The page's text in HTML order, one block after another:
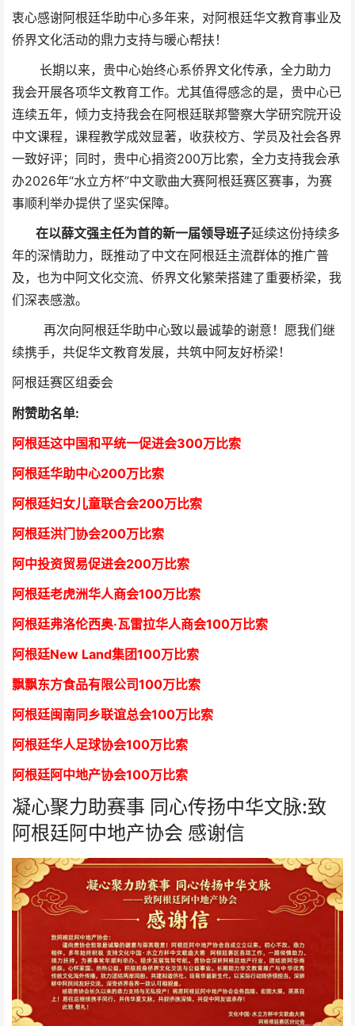
衷心感谢阿根廷华助中心多年来，对阿根廷华文教育事业及
侨界文化活动的鼎力支持与暖心帮扶！
长期以来，贵中心始终心系侨界文化传承，全力助力
我会开展各项华文教育工作。尤其值得感念的是，贵中心已
连续五年，倾力支持我会在阿根廷联邦警察大学研究院开设
中文课程，课程教学成效显著，收获校方、学员及社会各界
一致好评；同时，贵中心捐资200万比索，全力支持我会承
办2026年“水立方杯”中文歌曲大赛阿根廷赛区赛事，为赛
事顺利举办提供了坚实保障。
在以薛文强主任为首的新一届领导班子延续这份持续多
年的深情助力， 既推动了中文在阿根廷主流群体的推广普
及，也为中阿文化交流、侨界文化繁荣搭建了重要桥梁，我
们深表感激。
再次向阿根廷华助中心致以最诚挚的谢意！愿我们继
续携手，共促华文教育发展，共筑中阿友好桥梁！
阿根廷赛区组委会
附赞助名单:
阿根廷这中国和平统一促进会300万比索
阿根廷华助中心200万比索
阿根廷妇女儿童联合会200万比索
阿根廷洪门协会200万比索
阿中投资贸易促进会200万比索
阿根廷老虎洲华人商会100万比索
阿根廷弗洛伦西奥·瓦雷拉华人商会100万比索
阿根廷New Land集团100万比索
飘飘东方食品有限公司100万比索
阿根廷闽南同乡联谊总会100万比索
阿根廷华人足球协会100万比索
阿根廷阿中地产协会100万比索
凝心聚力助赛事 同心传扬中华文脉:致
阿根廷阿中地产协会 感谢信